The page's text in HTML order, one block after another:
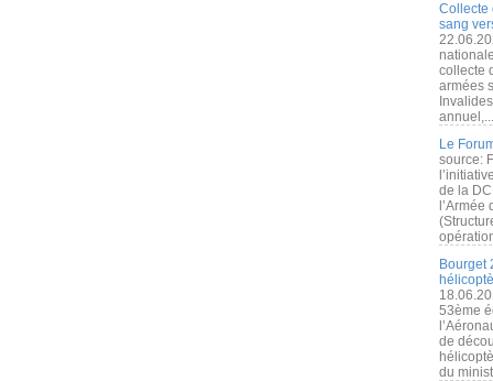
Collecte
sang
collecte
armées
annuel,...
Le
source:
de la
Bourget
53ème
de
du